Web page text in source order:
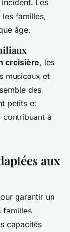
Les
les familles,
âge.
croisière, les
musicaux et
des
petits et
contribuant à
aux
garantir un
familles.
capacités